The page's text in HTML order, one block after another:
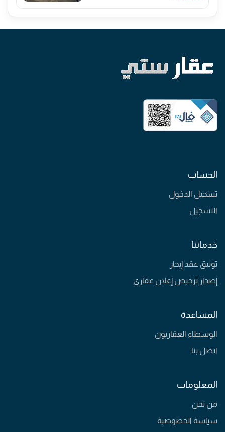
الحساب
تسجيل الدخول
التسجيل
خدماتنا
توثيق عقد إيجار
إصدار ترخيص إعلان عقاري
المساعدة
الوسطاء العقاريون
اتصل بنا
المعلومات
من نحن
سياسة الخصوصية